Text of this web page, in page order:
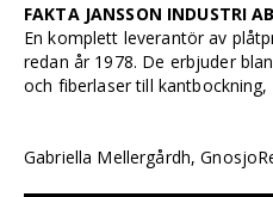
FAKTA JANSSON INDUSTRI AB
En komplett leverantör av
redan år 1978. De erbjuder
och fiberlaser till
Gabriella Mellergårdh,